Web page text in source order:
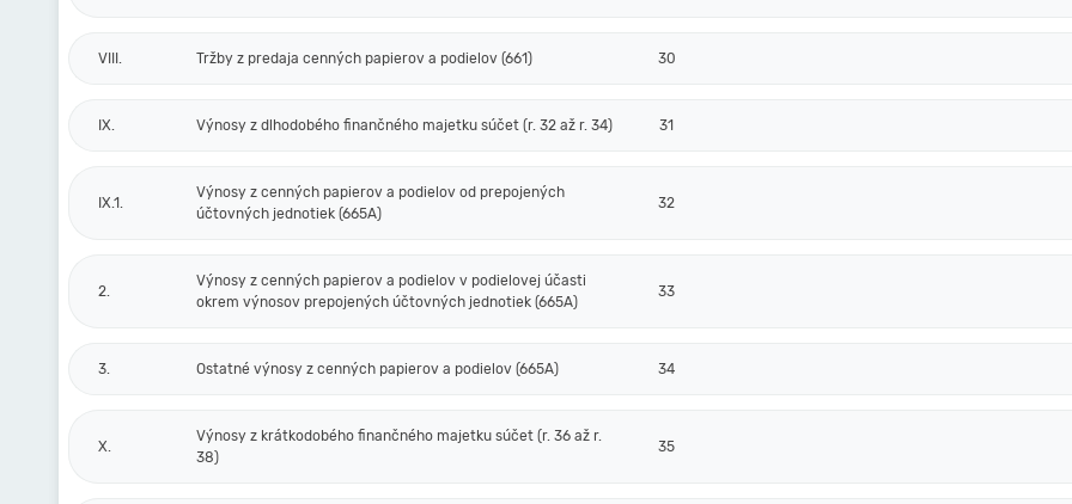
VIII. Tržby z predaja cenných papierov a podielov (661) 30
IX. Výnosy z dlhodobého finančného majetku súčet (r. 32 až r. 34) 31
IX.1.
Výnosy z cenných papierov a podielov od prepojených
účtovných jednotiek (665A)
32
2.
Výnosy z cenných papierov a podielov v podielovej účasti
okrem výnosov prepojených účtovných jednotiek (665A)
33
3. Ostatné výnosy z cenných papierov a podielov (665A) 34
X.
Výnosy z krátkodobého finančného majetku súčet (r. 36 až r.
38)
35